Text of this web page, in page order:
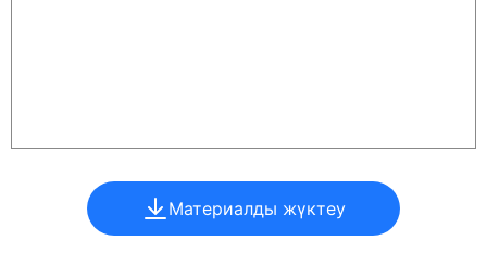
Материалды жүктеу